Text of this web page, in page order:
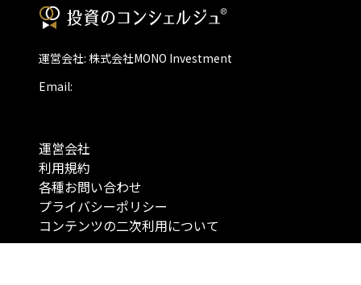
運営会社: 株式会社MONO Investment
Email:
運営会社
利用規約
各種お問い合わせ
プライバシーポリシー
コンテンツの二次利用について